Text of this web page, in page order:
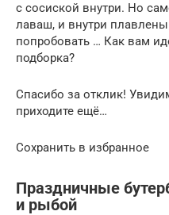
с сосиской внутри. Но
лаваш, и внутри
попробовать … Как вам
подборка?
Спасибо за отклик!
приходите ещё…
Сохранить в избранное
Праздничные
и рыбой